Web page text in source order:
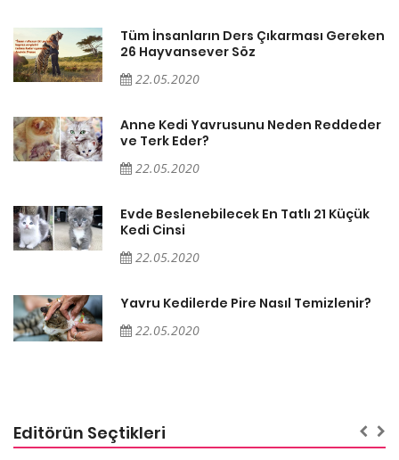
Tüm İnsanların Ders Çıkarması Gereken
26 Hayvansever Söz
22.05.2020
Anne Kedi Yavrusunu Neden Reddeder
ve Terk Eder?
22.05.2020
Evde Beslenebilecek En Tatlı 21 Küçük
Kedi Cinsi
22.05.2020
Yavru Kedilerde Pire Nasıl Temizlenir?
22.05.2020
Editörün Seçtikleri